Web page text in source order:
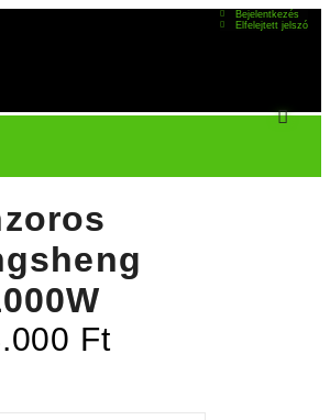
Bejelentkezés
Elfelejtett jelszó
Ft